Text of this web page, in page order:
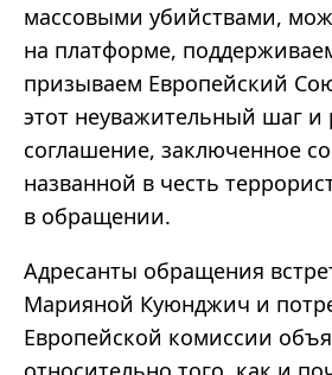
массовыми убийствами,
на платформе,
призываем Европейский
этот неуважительный шаг и
соглашение, заключенное
названной в честь
в обращении.
Адресанты обращения
Марияной Куюнджич и
Европейской комиссии